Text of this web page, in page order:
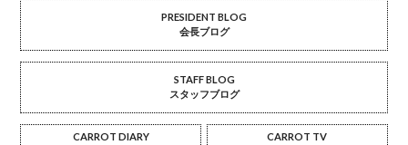
PRESIDENT BLOG
会長ブログ
STAFF BLOG
スタッフブログ
CARROT DIARY CARROT TV